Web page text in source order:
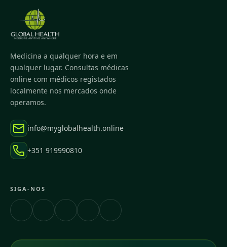
Medicina a qualquer hora e em
qualquer lugar. Consultas médicas
online com médicos registados
localmente nos mercados onde
operamos.
info@myglobalhealth.online
+351 919990810
SIGA-NOS